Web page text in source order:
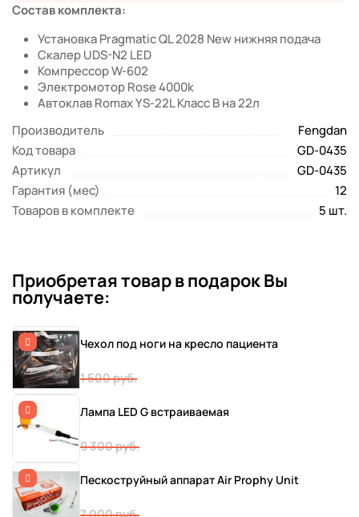
Состав комплекта:
Установка Pragmatic QL 2028 New нижняя подача
Скалер UDS-N2 LED
Компрессор W-602
Электромотор Rose 4000k
Автоклав Romax YS-22L Класс B на 22л
Производитель
Fengdan
Код товара
GD-0435
Артикул
GD-0435
Гарантия (мес)
12
Товаров в комплекте
5 шт.
Приобретая товар в подарок Вы
получаете:
Чехол под ноги на кресло пациента
1 500 руб.
Лампа LED G встраиваемая
9 300 руб.
Пескоструйный аппарат Air Prophy Unit